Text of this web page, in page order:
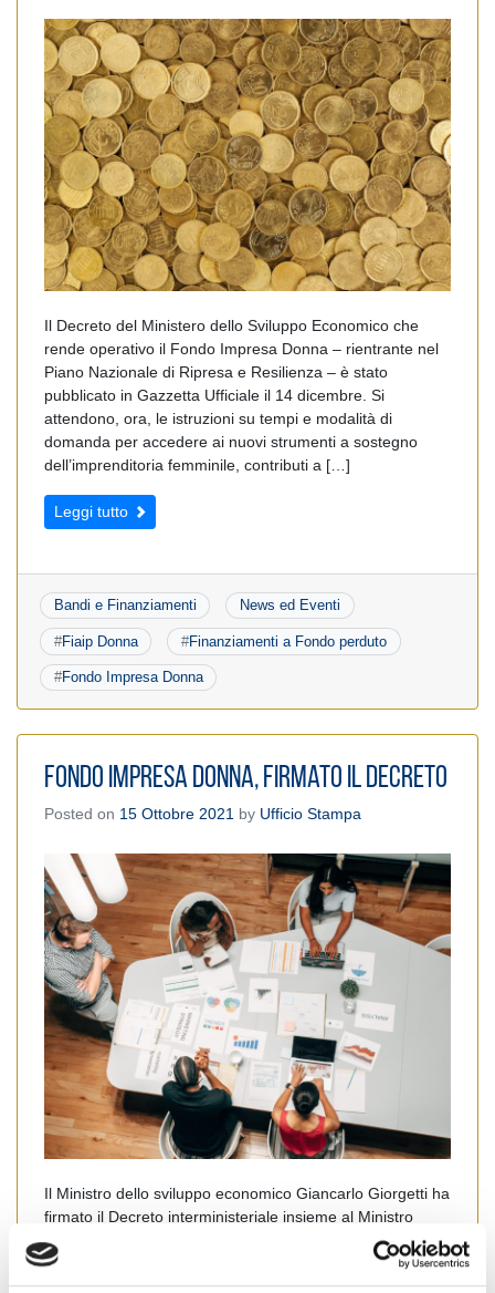
Il Decreto del Ministero dello Sviluppo Economico che
rende operativo il Fondo Impresa Donna – rientrante nel
Piano Nazionale di Ripresa e Resilienza – è stato
pubblicato in Gazzetta Ufficiale il 14 dicembre. Si
attendono, ora, le istruzioni su tempi e modalità di
domanda per accedere ai nuovi strumenti a sostegno
dell’imprenditoria femminile, contributi a […]
Leggi tutto
Bandi e Finanziamenti News ed Eventi
#Fiaip Donna #Finanziamenti a Fondo perduto
#Fondo Impresa Donna
Fondo Impresa Donna, firmato il decreto
Posted on 15 Ottobre 2021 by Ufficio Stampa
Il Ministro dello sviluppo economico Giancarlo Giorgetti ha
firmato il Decreto interministeriale insieme al Ministro
dell’economia e delle Finanze Daniele Franco e al
Ministro per le pari opportunità e la famiglia Elena Bonetti
che rende operativo il Fondo Impresa Donna